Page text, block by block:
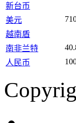
新台币
美元
越南盾
南非兰特
人民币